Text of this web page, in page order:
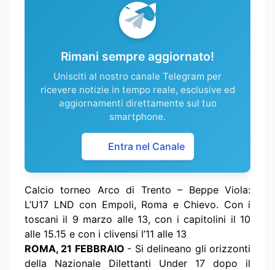
Rimani sempre aggiornato!
Unisciti al nostro canale Telegram per
ricevere notizie in tempo reale, esclusive ed
aggiornamenti direttamente sul tuo
smartphone.
Entra nel Canale
Calcio torneo Arco di Trento – Beppe Viola:
L’U17 LND con Empoli, Roma e Chievo. Con i
toscani il 9 marzo alle 13, con i capitolini il 10
alle 15.15 e con i clivensi l’11 alle 13
ROMA, 21 FEBBRAIO - Si delineano gli orizzonti
della Nazionale Dilettanti Under 17 dopo il